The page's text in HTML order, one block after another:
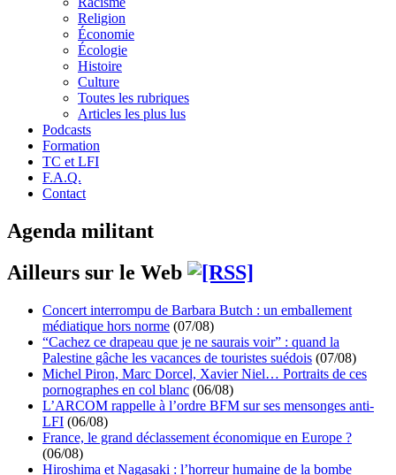
Religion
Économie
Écologie
Histoire
Culture
Toutes les rubriques
Articles les plus lus
Podcasts
Formation
TC et LFI
F.A.Q.
Contact
Agenda militant
Ailleurs sur le Web
Concert interrompu de Barbara Butch : un emballement
médiatique hors norme (07/08)
“Cachez ce drapeau que je ne saurais voir” : quand la
Palestine gâche les vacances de touristes suédois (07/08)
Michel Piron, Marc Dorcel, Xavier Niel… Portraits de ces
pornographes en col blanc (06/08)
L’ARCOM rappelle à l’ordre BFM sur ses mensonges anti-
LFI (06/08)
France, le grand déclassement économique en Europe ?
(06/08)
Hiroshima et Nagasaki : l’horreur humaine de la bombe